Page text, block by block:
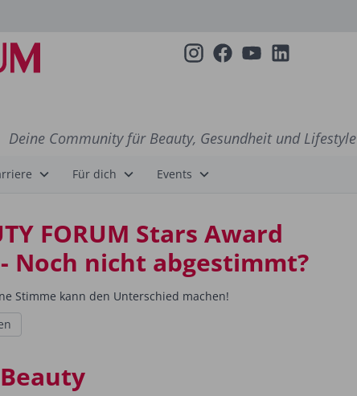
Deine Community für Beauty, Gesundheit und Lifestyle
Für dich Events
FORUM Stars Award
Noch nicht abgestimmt?
Stimme kann den Unterschied machen!